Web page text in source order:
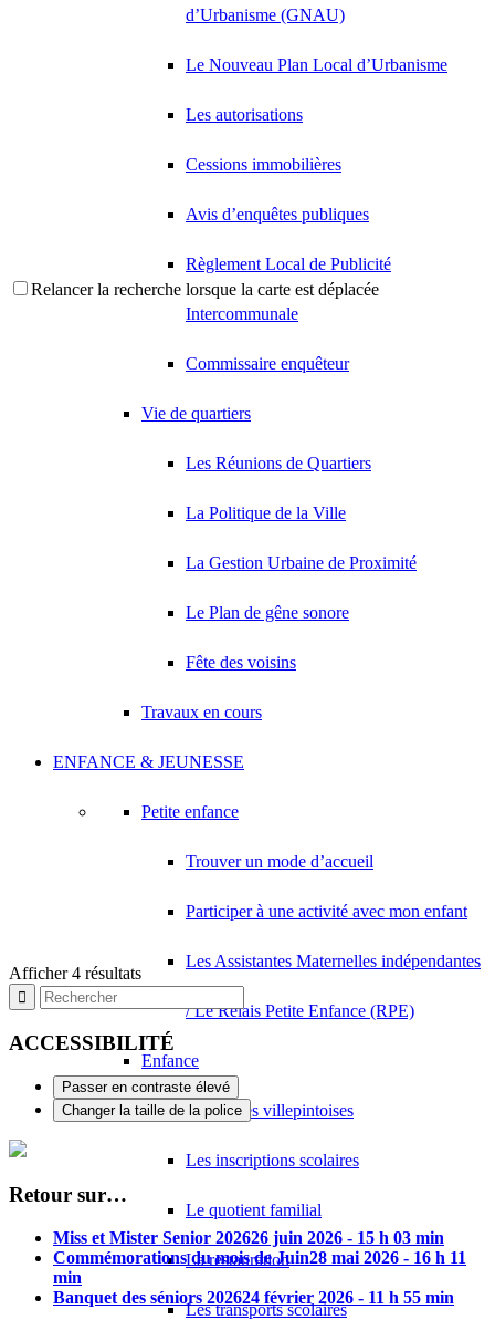
d’Urbanisme (GNAU)
Le Nouveau Plan Local d’Urbanisme
Les autorisations
Cessions immobilières
Avis d’enquêtes publiques
Règlement Local de Publicité
Intercommunale
Commissaire enquêteur
Vie de quartiers
Les Réunions de Quartiers
La Politique de la Ville
La Gestion Urbaine de Proximité
Le Plan de gêne sonore
Fête des voisins
Travaux en cours
ENFANCE & JEUNESSE
Petite enfance
Trouver un mode d’accueil
Participer à une activité avec mon enfant
Les Assistantes Maternelles indépendantes
/ Le Relais Petite Enfance (RPE)
Enfance
Les écoles villepintoises
Les inscriptions scolaires
Le quotient familial
La restauration
Les transports scolaires
Relancer la recherche lorsque la carte est déplacée
Afficher 4 résultats
ACCESSIBILITÉ
Passer en contraste élevé
Changer la taille de la police
Retour sur…
Miss et Mister Senior 202626 juin 2026 - 15 h 03 min
Commémorations du mois de Juin28 mai 2026 - 16 h 11
min
Banquet des séniors 202624 février 2026 - 11 h 55 min